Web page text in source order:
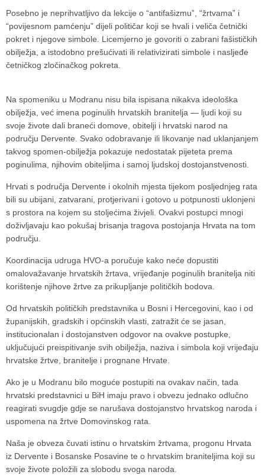
Posebno je neprihvatljivo da lekcije o “antifašizmu”, “žrtvama” i
“povijesnom pamćenju” dijeli političar koji se hvali i veliča četnički
pokret i njegove simbole. Licemjerno je govoriti o zabrani fašističkih
obilježja, a istodobno prešućivati ili relativizirati simbole i nasljeđe
četničkog zločinačkog pokreta.
Na spomeniku u Modranu nisu bila ispisana nikakva ideološka
obilježja, već imena poginulih hrvatskih branitelja — ljudi koji su
svoje živote dali braneći domove, obitelji i hrvatski narod na
području Dervente. Svako odobravanje ili likovanje nad uklanjanjem
takvog spomen-obilježja pokazuje nedostatak pijeteta prema
poginulima, njihovim obiteljima i samoj ljudskoj dostojanstvenosti.
Hrvati s područja Dervente i okolnih mjesta tijekom posljednjeg rata
bili su ubijani, zatvarani, protjerivani i gotovo u potpunosti uklonjeni
s prostora na kojem su stoljećima živjeli. Ovakvi postupci mnogi
doživljavaju kao pokušaj brisanja tragova postojanja Hrvata na tom
području.
Koordinacija udruga HVO-a poručuje kako neće dopustiti
omalovažavanje hrvatskih žrtava, vrijeđanje poginulih branitelja niti
korištenje njihove žrtve za prikupljanje političkih bodova.
Od hrvatskih političkih predstavnika u Bosni i Hercegovini, kao i od
županijskih, gradskih i općinskih vlasti, zatražit će se jasan,
institucionalan i dostojanstven odgovor na ovakve postupke,
uključujući preispitivanje svih obilježja, naziva i simbola koji vrijeđaju
hrvatske žrtve, branitelje i prognane Hrvate.
Ako je u Modranu bilo moguće postupiti na ovakav način, tada
hrvatski predstavnici u BiH imaju pravo i obvezu jednako odlučno
reagirati svugdje gdje se narušava dostojanstvo hrvatskog naroda i
uspomena na žrtve Domovinskog rata.
Naša je obveza čuvati istinu o hrvatskim žrtvama, progonu Hrvata
iz Dervente i Bosanske Posavine te o hrvatskim braniteljima koji su
svoje živote položili za slobodu svoga naroda.